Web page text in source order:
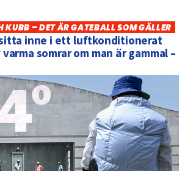
KUBB – DET ÄR GATEBALL SOM GÄLLER
inne i ett luftkonditionerat
somrar om man är gammal –